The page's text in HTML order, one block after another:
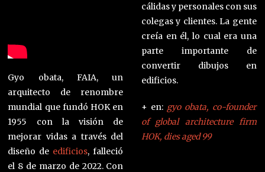
Gyo obata, FAIA, un
arquitecto de renombre
mundial que fundó HOK en
1955 con la visión de
mejorar vidas a través del
diseño de edificios, falleció
el 8 de marzo de 2022. Con
cálidas y personales con sus
colegas y clientes. La gente
creía en él, lo cual era una
parte importante de
convertir dibujos en
edificios.
+ en: gyo obata, co-founder
of global architecture firm
HOK, dies aged 99